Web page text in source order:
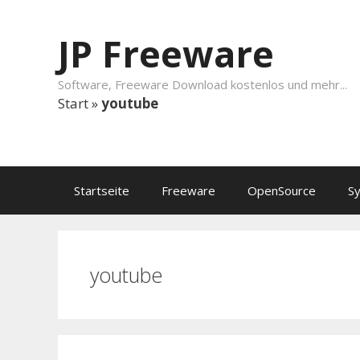
JP Freeware
Software, Freeware Download kostenlos und mehr...
Start»youtube
Startseite Freeware OpenSource
youtube